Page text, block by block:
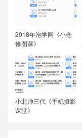
2018年泡学网《小仓
修图课》
小北帅三代《手机摄影
课堂》